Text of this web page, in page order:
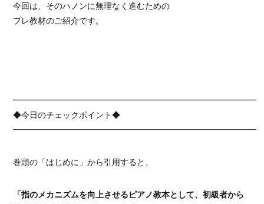
今回は、そのハノンに無理なく進むための
プレ教材のご紹介です。
◆今日のチェックポイント◆
巻頭の「はじめに」から引用すると、
「指のメカニズムを向上させるピアノ教本として、初級者から